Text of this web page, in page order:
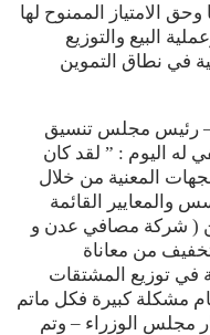
الامتياز الممنوح لها
البيع والتوزيع
في نطاق التموين
– رئيس مجلس تنسيق
اليوم : ” لقد كان
المعنية من خلال
والمعايير القائمة
( شركة مصافي عدن و
من معاناة
في توزيع المشتقات
مشكلة كبيرة فكل ماتم
مجلس الوزراء – وتم